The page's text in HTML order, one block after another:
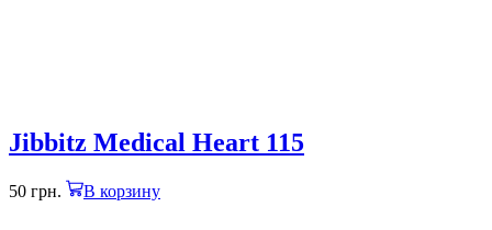
Jibbitz Medical Heart 115
50 грн. В корзину